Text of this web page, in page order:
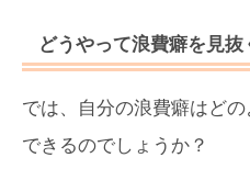
どうやって浪費癖を見抜
では、自分の浪費癖はど
できるのでしょうか？